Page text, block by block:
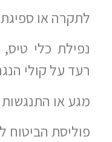
לתקרה או
נפילת כלי
רעד על קולי
מגע או
פוליסת הביטוח